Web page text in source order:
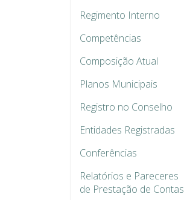
Regimento Interno
Competências
Composição Atual
Planos Municipais
Registro no Conselho
Entidades Registradas
Conferências
Relatórios e Pareceres
de Prestação de Contas